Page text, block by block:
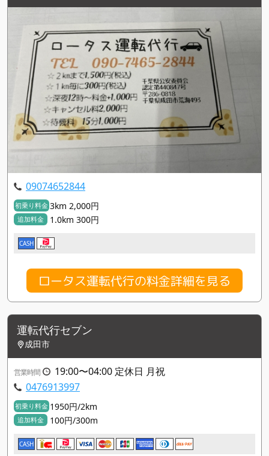
09074652844
初乗り料金 3km 2,000円
追加料金 1.0km 300円
CASH
ロータス運転代行の料金詳細を見る
運転代行セブン
成田市
営業時間
19:00〜04:00 定休日 月祝
0476913997
初乗り料金 1950円/2km
追加料金 100円/300m
CASH